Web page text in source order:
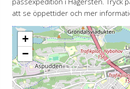
att se öppettider och mer
+
−